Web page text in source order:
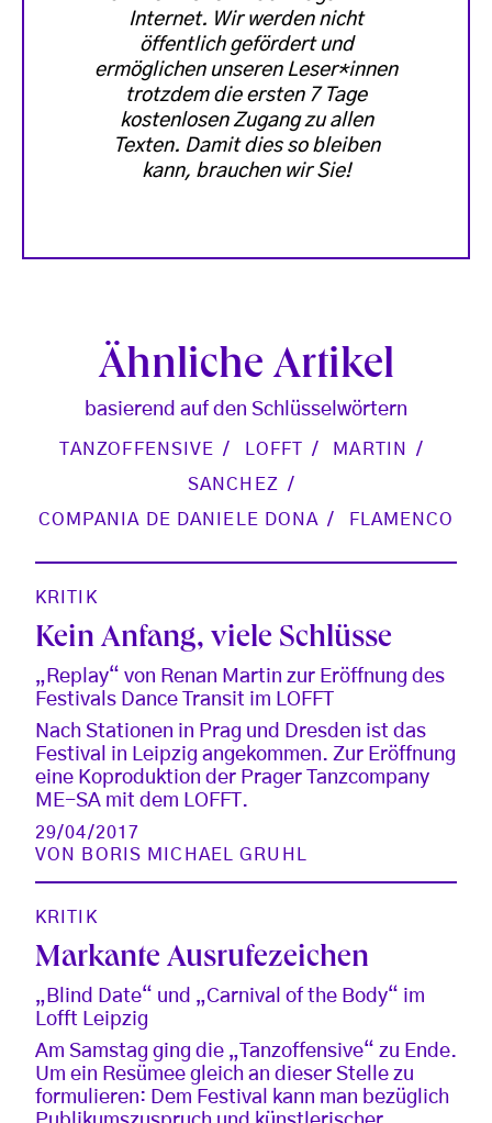
Internet. Wir werden nicht
öffentlich gefördert und
ermöglichen unseren Leser*innen
trotzdem die ersten 7 Tage
kostenlosen Zugang zu allen
Texten. Damit dies so bleiben
kann, brauchen wir Sie!
Ähnliche Artikel
basierend auf den Schlüsselwörtern
TANZOFFENSIVE LOFFT
MARTIN
SANCHEZ
COMPANIA DE DANIELE DONA
FLAMENCO
KRITIK
Kein Anfang, viele Schlüsse
„Replay“ von Renan Martin zur Eröffnung des
Festivals Dance Transit im LOFFT
Nach Stationen in Prag und Dresden ist das
Festival in Leipzig angekommen. Zur Eröffnung
eine Koproduktion der Prager Tanzcompany
ME-SA mit dem LOFFT.
29/04/2017
VON
BORIS MICHAEL GRUHL
KRITIK
Markante Ausrufezeichen
„Blind Date“ und „Carnival of the Body“ im
Lofft Leipzig
Am Samstag ging die „Tanzoffensive“ zu Ende.
Um ein Resümee gleich an dieser Stelle zu
formulieren: Dem Festival kann man bezüglich